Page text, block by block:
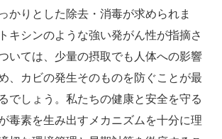
かりとした除去・消毒が求められま
キシンのような強い発がん性が指摘さ
いては、少量の摂取でも人体への影響
、カビの発生そのものを防ぐことが最
でしょう。私たちの健康と安全を守る
毒素を生み出すメカニズムを十分に理